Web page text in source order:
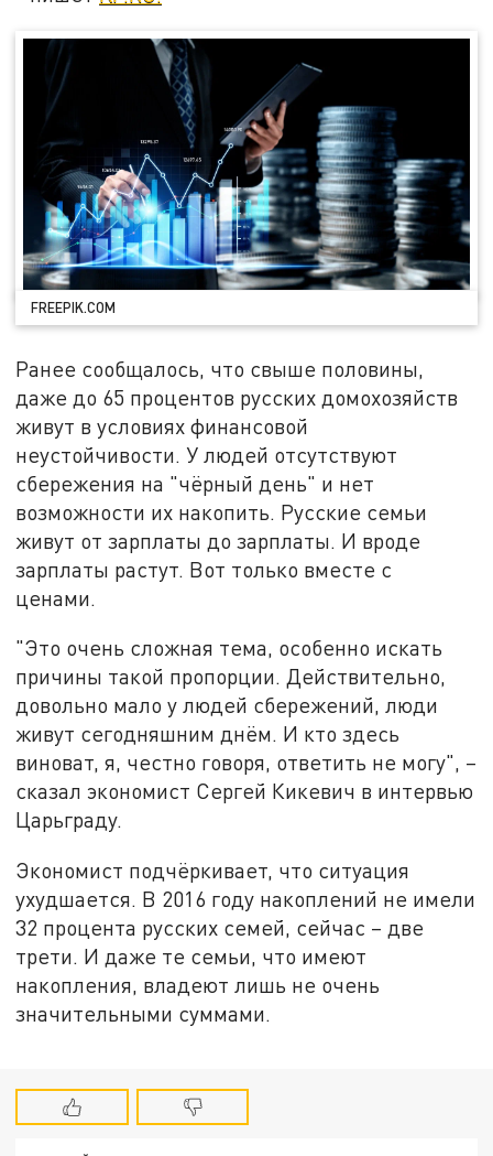
FREEPIK.COM
Ранее сообщалось, что свыше половины,
даже до 65 процентов русских домохозяйств
живут в условиях финансовой
неустойчивости. У людей отсутствуют
сбережения на "чёрный день" и нет
возможности их накопить. Русские семьи
живут от зарплаты до зарплаты. И вроде
зарплаты растут. Вот только вместе с
ценами.
"Это очень сложная тема, особенно искать
причины такой пропорции. Действительно,
довольно мало у людей сбережений, люди
живут сегодняшним днём. И кто здесь
виноват, я, честно говоря, ответить не могу", –
сказал экономист Сергей Кикевич в интервью
Царьграду.
Экономист подчёркивает, что ситуация
ухудшается. В 2016 году накоплений не имели
32 процента русских семей, сейчас – две
трети. И даже те семьи, что имеют
накопления, владеют лишь не очень
значительными суммами.